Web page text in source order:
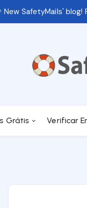
New SafetyMails' blog!
Grátis Verificar